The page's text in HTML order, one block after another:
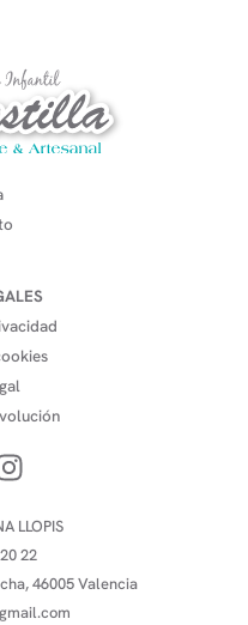
LLOPIS
22
46005 Valencia